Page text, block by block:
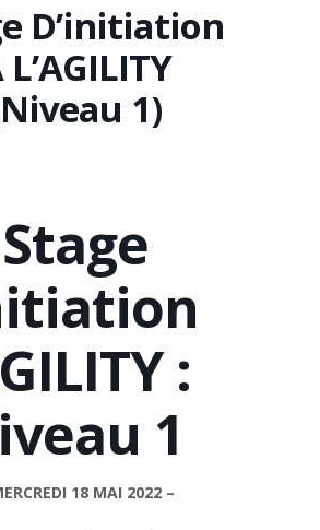
D’initiation
L’AGILITY
1)
Stage
:
1
18 MAI 2022 –